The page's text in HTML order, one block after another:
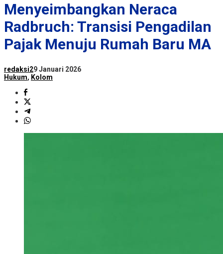
Menyeimbangkan Neraca
Radbruch: Transisi Pengadilan
Pajak Menuju Rumah Baru MA
redaksi29 Januari 2026
Hukum, Kolom